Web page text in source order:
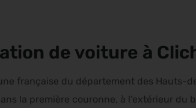
de voiture à
française du département des Hauts-
la première couronne, à l’extérieur du